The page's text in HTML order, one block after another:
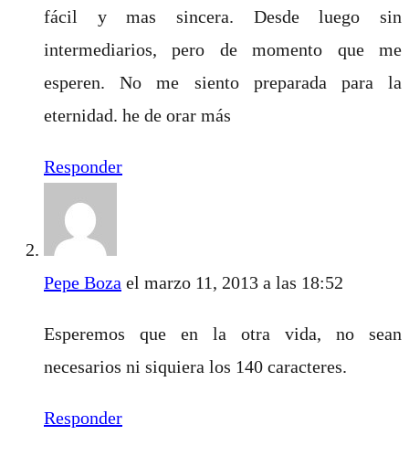
fácil y mas sincera. Desde luego sin
intermediarios, pero de momento que me
esperen. No me siento preparada para la
eternidad. he de orar más
Responder
Pepe Boza el marzo 11, 2013 a las 18:52
Esperemos que en la otra vida, no sean
necesarios ni siquiera los 140 caracteres.
Responder